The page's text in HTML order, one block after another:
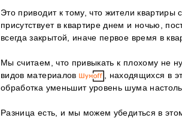
Это приводит к тому, что жители
присутствует в квартире днем и ночью,
всегда закрытой, иначе первое время в
Мы считаем, что привыкать к плохому не
видов материалов
, находящихся в
обработка уменьшит уровень шума
Разница есть, и мы можем убедиться в